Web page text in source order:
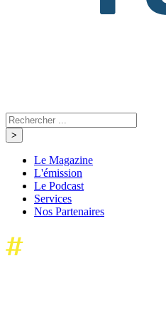
Le Magazine
L'émission
Le Podcast
Services
Nos Partenaires